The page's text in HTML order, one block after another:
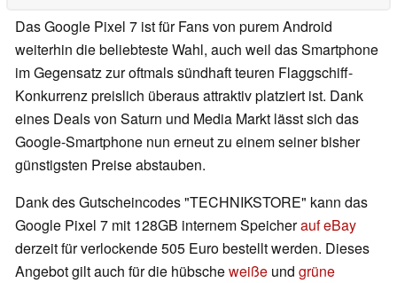
Das Google Pixel 7 ist für Fans von purem Android
weiterhin die beliebteste Wahl, auch weil das Smartphone
im Gegensatz zur oftmals sündhaft teuren Flaggschiff-
Konkurrenz preislich überaus attraktiv platziert ist. Dank
eines Deals von Saturn und Media Markt lässt sich das
Google-Smartphone nun erneut zu einem seiner bisher
günstigsten Preise abstauben.
Dank des Gutscheincodes "TECHNIKSTORE" kann das
Google Pixel 7 mit 128GB internem Speicherauf eBay
derzeit für verlockende 505 Euro bestellt werden. Dieses
Angebot gilt auch für die hübscheweiße und grüne